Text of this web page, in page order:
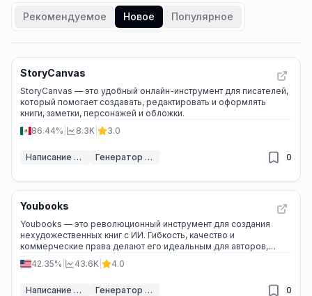
Рекомендуемое
Новое Популярное
StoryCanvas
StoryCanvas — это удобный онлайн-инструмент для писателей,
который помогает создавать, редактировать и оформлять
книги, заметки, персонажей и обложки.
86.44%
8.3K 3.0
Написание книг с помощью ИИ Генератор обложек книг ИИ 0
Youbooks
Youbooks — это революционный инструмент для создания
нехудожественных книг с ИИ. Гибкость, качество и
коммерческие права делают его идеальным для авторов,
экспертов и маркетологов.
42.35% 43.6K 4.0
Написание книг с помощью ИИ Генератор электронных книг ИИ 0